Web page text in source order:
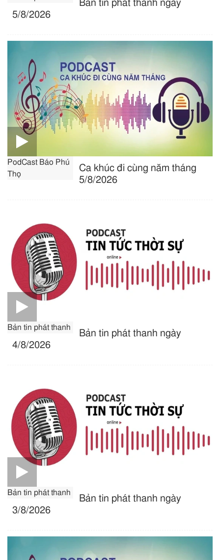
Bản tin phát thanh ngày
5/8/2026
PodCast Báo Phú
Thọ
Ca khúc đi cùng năm tháng
5/8/2026
Bản tin phát thanh
Bản tin phát thanh ngày
4/8/2026
Bản tin phát thanh
Bản tin phát thanh ngày
3/8/2026